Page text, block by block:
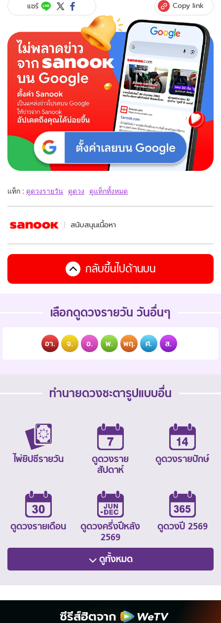
แชร์ Copy link
แท็ก : ดูดวงรายวัน ดูดวง ดูแท็กทั้งหมด
สนับสนุนเนื้อหา
กลับขึ้นไปด้านบน
เลือกดูดวงรายวัน วันอื่นๆ
อา. จ. อ. พ. พฤ. ศ. ส.
ทำนายดวงชะตารูปแบบอื่น
ไพ่ยิปซีรายวัน
ดูดวงราย
สัปดาห์
ดูดวงรายปักษ์
ดูดวงรายเดือน
ดูดวงครึ่งปีหลัง
2569
ดูดวงปี 2569
ดูทั้งหมด
ซีรีส์ฮิตจาก